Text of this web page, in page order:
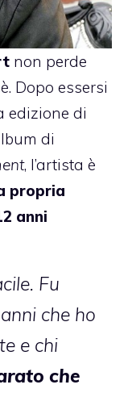
non perde
Dopo essersi
edizione di
di
, l’artista è
propria
anni
Fu
che ho
e chi
che